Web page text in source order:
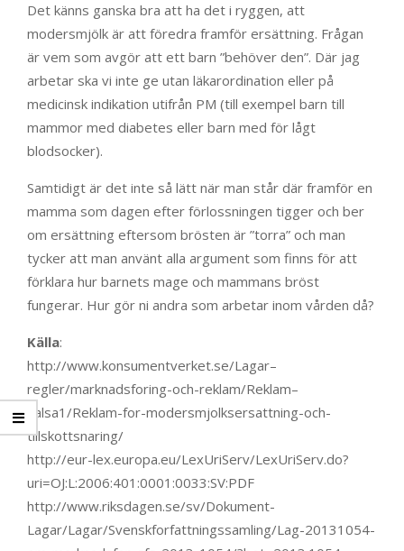
Det känns ganska bra att ha det i ryggen, att
modersmjölk är att föredra framför ersättning. Frågan
är vem som avgör att ett barn ”behöver den”. Där jag
arbetar ska vi inte ge utan läkarordination eller på
medicinsk indikation utifrån PM (till exempel barn till
mammor med diabetes eller barn med för lågt
blodsocker).
Samtidigt är det inte så lätt när man står där framför en
mamma som dagen efter förlossningen tigger och ber
om ersättning eftersom brösten är ”torra” och man
tycker att man använt alla argument som finns för att
förklara hur barnets mage och mammans bröst
fungerar. Hur gör ni andra som arbetar inom vården då?
Källa:
http://www.konsumentverket.se/Lagar–
regler/marknadsforing-och-reklam/Reklam–
halsa1/Reklam-for-modersmjolksersattning-och-
tillskottsnaring/
http://eur-lex.europa.eu/LexUriServ/LexUriServ.do?
uri=OJ:L:2006:401:0001:0033:SV:PDF
http://www.riksdagen.se/sv/Dokument-
Lagar/Lagar/Svenskforfattningssamling/Lag-20131054-